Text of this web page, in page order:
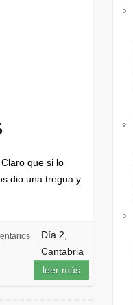
que si lo
dio una tregua y
Día 2,
Cantabria
leer más